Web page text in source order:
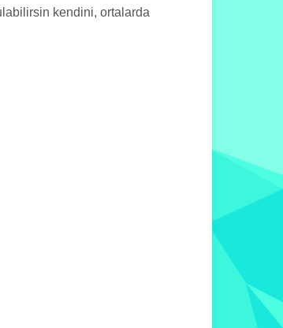
kendini, ortalarda